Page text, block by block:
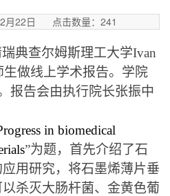
月22日 点击数量： 241
瑞典查尔姆斯理工大学Ivan
生做线上学术报告。 学院
报告会由执行院长张振中
in biomedical
”为题， 首先介绍了石
用研究，将石墨烯薄片垂
以杀灭大肠杆菌、金黄色葡